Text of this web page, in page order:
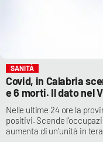
SANITÀ
Covid, in Calabria
e 6 morti. Il dato nel
Nelle ultime 24 ore la
positivi. Scende
aumenta di un'unità in